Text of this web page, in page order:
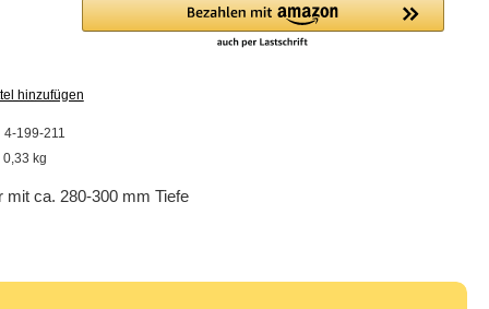
hinzufügen
4-199-211
0,33 kg
mit ca. 280-300 mm Tiefe